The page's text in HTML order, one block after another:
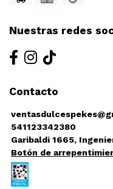
Nuestras redes
Contacto
541123342380
Garibaldi 1665,
Botón de